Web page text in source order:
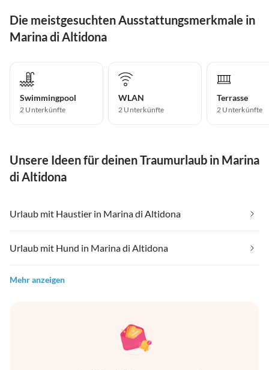
Die meistgesuchten Ausstattungsmerkmale in
Marina di Altidona
Swimmingpool
2 Unterkünfte
WLAN
2 Unterkünfte
Terrasse
2 Unterkünfte
Unsere Ideen für deinen Traumurlaub in Marina
di Altidona
Urlaub mit Haustier in Marina di Altidona
Urlaub mit Hund in Marina di Altidona
Mehr anzeigen